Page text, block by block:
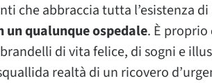
che abbraccia tutta l’esistenza
un qualunque ospedale. È
di vita felice, di sogni e
realtà di un ricovero